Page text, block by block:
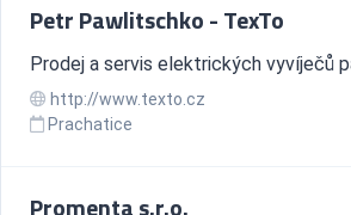
Petr Pawlitschko - TexTo
Prodej a servis elektrických vyvíječů
http://www.texto.cz
Prachatice
Promenta s.r.o.